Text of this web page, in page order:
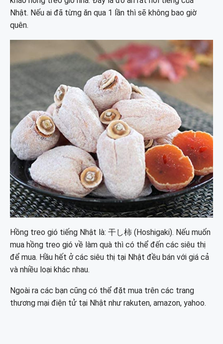
Nhật. Nếu ai đã từng ăn qua 1 lần thì sẽ không bao giờ
quên.
Hồng treo gió tiếng Nhật là: 干し柿 (Hoshigaki). Nếu muốn
mua hồng treo gió về làm quà thì có thể đến các siêu thị
để mua. Hầu hết ở các siêu thị tại Nhật đều bán với giá cả
và nhiều loại khác nhau.
Ngoài ra các bạn cũng có thể đặt mua trên các trang
thương mại điện tử tại Nhật như rakuten, amazon, yahoo.